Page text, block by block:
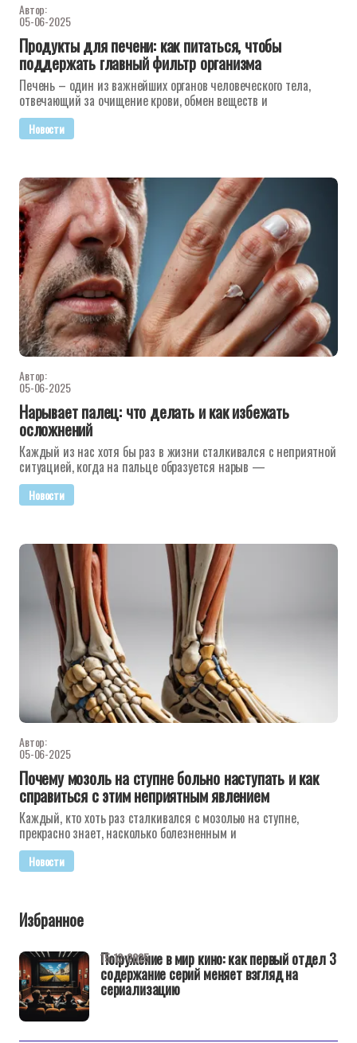
Автор:
05-06-2025
Продукты для печени: как питаться, чтобы
поддержать главный фильтр организма
Печень – один из важнейших органов человеческого тела,
отвечающий за очищение крови, обмен веществ и
Новости
Автор:
05-06-2025
Нарывает палец: что делать и как избежать
осложнений
Каждый из нас хотя бы раз в жизни сталкивался с неприятной
ситуацией, когда на пальце образуется нарыв —
Новости
Автор:
05-06-2025
Почему мозоль на ступне больно наступать и как
справиться с этим неприятным явлением
Каждый, кто хоть раз сталкивался с мозолью на ступне,
прекрасно знает, насколько болезненным и
Новости
Избранное
Погружение в мир кино: как первый отдел 3
содержание серий меняет взгляд на
сериализацию
15-12-2025